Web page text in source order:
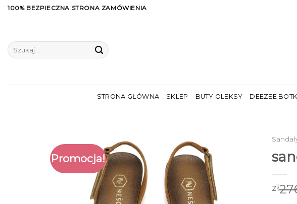
Skip100% BEZPIECZNA STRONA ZAMÓWIENIA
Szukaj:
STRONA GŁÓWNA SKLEP BUTY OLEKSY DEEZEE
Promocja!
zł